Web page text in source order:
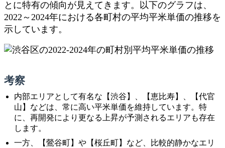
とに特有の傾向が見えてきます。以下のグラフは、
2022～2024年における各町村の平均平米単価の推移を
示しています。
考察
内部エリアとして有名な【渋谷】、【恵比寿】、【代官
山】などは、常に高い平米単価を維持しています。特
に、再開発により更なる上昇が予測されるエリアも存在
します。
一方、【鶯谷町】や【桜丘町】など、比較的静かなエリ